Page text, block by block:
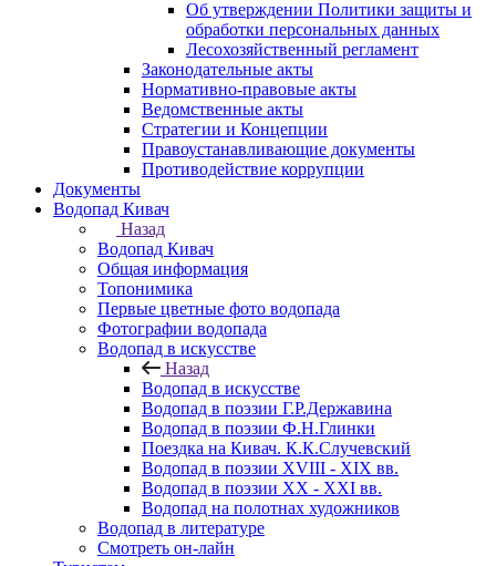
Об утверждении Политики защиты и
обработки персональных данных
Лесохозяйственный регламент
Законодательные акты
Нормативно-правовые акты
Ведомственные акты
Стратегии и Концепции
Правоустанавливающие документы
Противодействие коррупции
Документы
Водопад Кивач
Назад
Водопад Кивач
Общая информация
Топонимика
Первые цветные фото водопада
Фотографии водопада
Водопад в искусстве
Назад
Водопад в искусстве
Водопад в поэзии Г.Р.Державина
Водопад в поэзии Ф.Н.Глинки
Поездка на Кивач. К.К.Случевский
Водопад в поэзии XVIII - XIX вв.
Водопад в поэзии XX - XXI вв.
Водопад на полотнах художников
Водопад в литературе
Смотреть он-лайн